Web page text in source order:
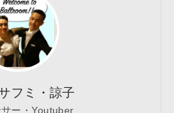
フミ・諒子
ー・Youtuber